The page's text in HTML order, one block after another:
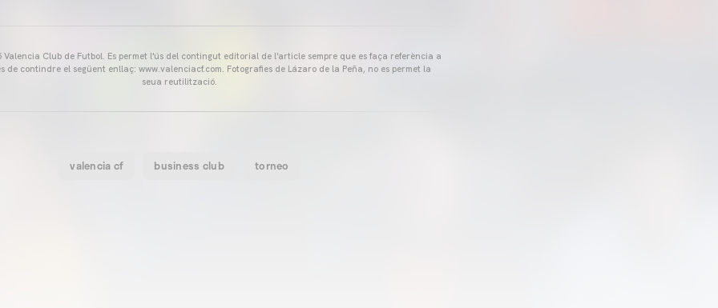
Valencia Club de Futbol. Es permet l'ús del contingut editorial de l'article sempre que es faça referència a
de contindre el següent enllaç: www.valenciacf.com. Fotografies de Lázaro de la Peña, no es permet la
seua reutilització.
valencia cf business club torneo